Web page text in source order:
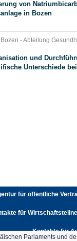
Parlaments und
von
in Bozen
- Abteilung
und
Unterschiede
für öffentliche
für
Kontakte für